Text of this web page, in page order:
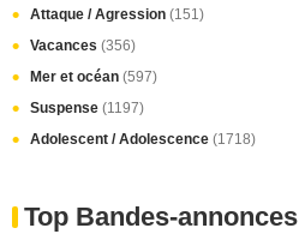
Attaque / Agression (151)
Vacances (356)
Mer et océan (597)
Suspense (1197)
Adolescent / Adolescence (1718)
Top Bandes-annonces